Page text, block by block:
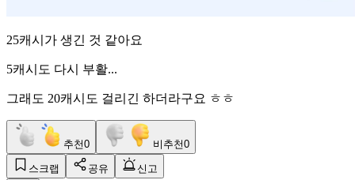
25캐시가 생긴 것 같아요
5캐시도 다시 부활...
그래도 20캐시도 걸리긴 하더라구요 ㅎㅎ
추천0 비추천0
스크랩 공유
신고